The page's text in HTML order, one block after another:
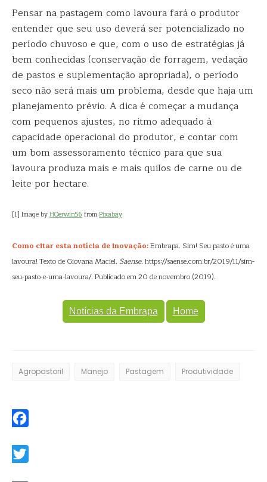
Pensar na pastagem como lavoura fará o produtor
entender que seu uso deverá ser potencializado no
período chuvoso e que, com o uso de estratégias já
bem conhecidas (conservação de forragem, vedação
de pastos e suplementação apropriada), o período
seco não será mais um problema, desde que haja um
planejamento prévio. A dica é começar a mudança
com pequenos ajustes, no ritmo adequado à
capacidade operacional do produtor, e contar com
um bom assessoramento técnico para que sua
lavoura produza mais e mais quilos de carne ou de
leite por hectare.
[1] Image byHOerwin56fromPixabay
Como citar esta notícia de inovação:Embrapa. Sim! Seu pasto é uma
lavoura! Texto de Giovana Maciel. Saense. https://saense.com.br/2019/11/sim-
seu-pasto-e-uma-lavoura/. Publicado em 20 de novembro (2019).
Notícias da Embrapa Home
Agropastoril Manejo Pastagem Produtividade